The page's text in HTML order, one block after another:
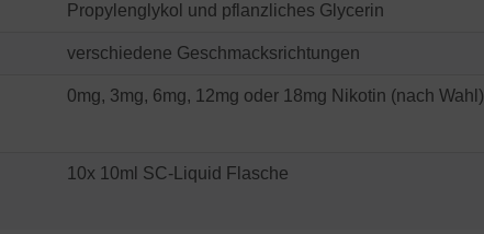
Propylenglykol und pflanzliches Glycerin
verschiedene Geschmacksrichtungen
0mg, 3mg, 6mg, 12mg oder 18mg Nikotin (nach Wahl)
10x 10ml SC-Liquid Flasche